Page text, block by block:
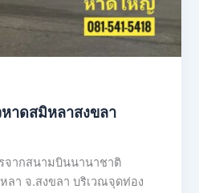
าดสมิหลาสงขลา
จากสนามบินนานาชาติ
ลา จ.สงขลา บริเวณจุดท่อง